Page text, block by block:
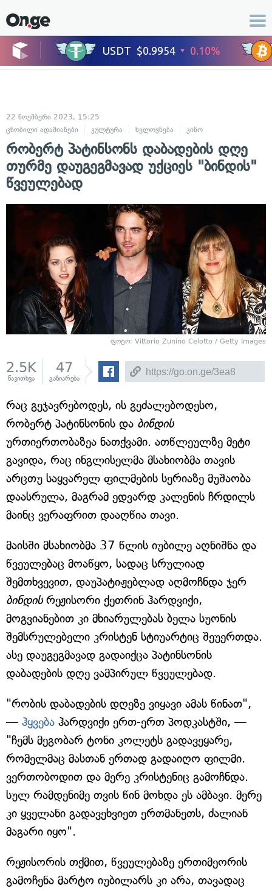
22 ნოემბერი 2023, 15:25
ცნობილი ადამიანები
კულტურა ხელოვნება კინო
რობერტ პატინსონს დაბადების დღე
თურმე დაუგეგმავად უქციეს "ბინდის"
წვეულებად
ფოტო: Vittorio Zunino Celotto / Getty Images
2.5K
წაკითხვა
47
გაზიარება
რაც გეჯავრებოდეს, ის გეძალებოდესო,
რობერტ პატინსონის და ბინდის
ურთიერთობაზეა ნათქვამი. ათწლეულზე მეტი
გავიდა, რაც ინგლისელმა მსახიობმა თავის
არცთუ საყვარელ ფილმების სერიაზე მუშაობა
დაასრულა, მაგრამ ედვარდ კალენის ჩრდილს
მაინც ვერაფრით დააღწია თავი.
მაისში მსახიობმა 37 წლის იუბილე აღნიშნა და
წვეულებაც მოაწყო, სადაც სრულიად
შემთხვევით, დაუპატიჟებლად აღმოჩნდა ჯერ
ბინდისრეჟისორი ქეთრინ ჰარდვიქი,
მოგვიანებით კი მხიარულებას ბელა სუონის
შემსრულებელი კრისტენ სტიუარტიც შეუერთდა.
ასე დაუგეგმავად გადაიქცა პატინსონის
დაბადების დღე ვამპირულ წვეულებად.
"რობის დაბადების დღეზე ვიყავი ამას წინათ",
— ჰყვება ჰარდვიქი ერთ-ერთ პოდკასტში, —
"ჩემს მეგობარ ტონი კოლეტს გადავეყარე,
რომელმაც მასთან ერთად გადაიღო ფილმი.
ვერთობოდით და მერე კრისტენიც გამოჩნდა.
სულ რამდენიმე თვის წინ მოხდა ეს ამბავი. მერე
კი ყველანი გადავეხვიეთ ერთმანეთს, ძალიან
მაგარი იყო".
რეჟისორის თქმით, წვეულებაზე ერთიმეორის
გამოჩენა მარტო იუბილარს კი არა, თავადაც